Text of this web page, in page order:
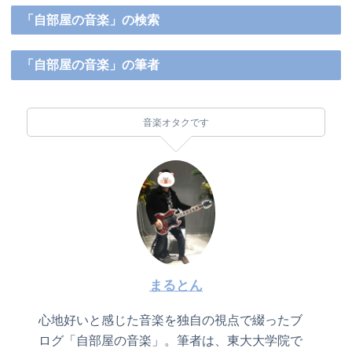
「自部屋の音楽」の検索
「自部屋の音楽」の筆者
音楽オタクです
まるとん
心地好いと感じた音楽を独自の視点で綴ったブ
ログ「自部屋の音楽」。筆者は、東大大学院で